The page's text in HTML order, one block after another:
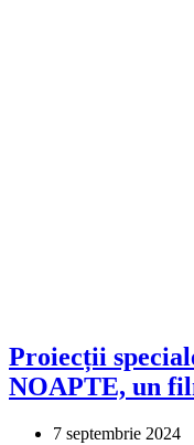
Proiecții
NOAPTE, un
7 septembrie 2024